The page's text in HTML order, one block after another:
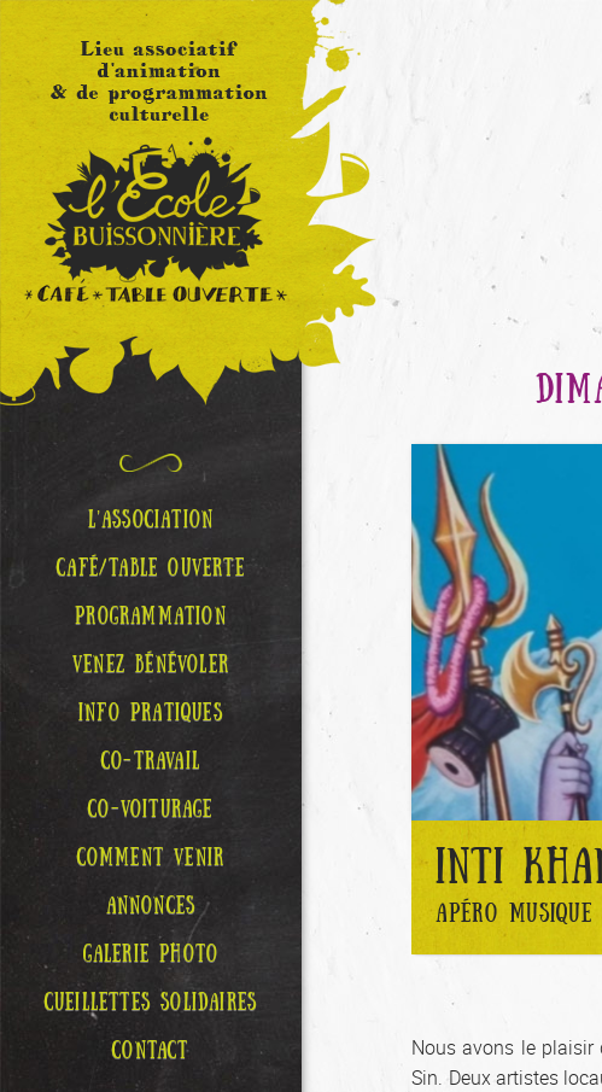
L’ASSOCIATION
CAFÉ/TABLE OUVERTE
PROGRAMMATION
VENEZ BÉNÉVOLER
INFO PRATIQUES
CO-TRAVAIL
CO-VOITURAGE
COMMENT VENIR
ANNONCES
GALERIE PHOTO
CUEILLETTES SOLIDAIRES
CONTACT
INTI
APÉRO MUSIQUE
Nous avons le plaisir
Sin. Deux artistes